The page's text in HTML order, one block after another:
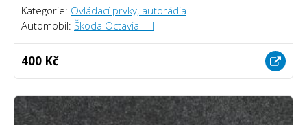
Kategorie: Ovládací prvky, autorádia
Automobil: Škoda Octavia - III
400 Kč